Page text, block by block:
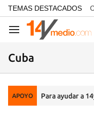
common.go-to-content
TEMAS DESTACADOS
Navegación
Cuba
APOYO Para ayudar a